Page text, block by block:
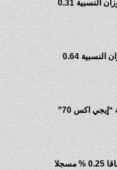
وفقد مؤشر “ايجي اكس 50” متساوي الاوزان النسبية 0.31
وتراجع مؤشر “إيجي اكس 20” محدد الاوزان النسبية 0.64
وخسر مؤشر الأسهم الصغيرة والمتوسطة “إيجي اكس 70”
وهبط مؤشر “إيجي اكس 100” الأوسع نطاقا 0.25 % مسجلا